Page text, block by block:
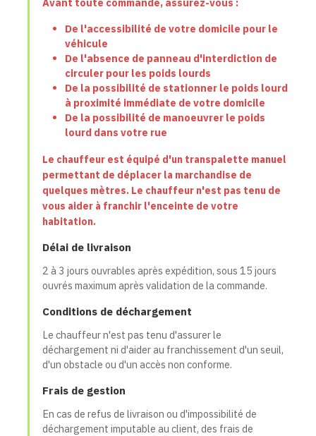
De l'accessibilité de votre domicile pour le
véhicule
De l'absence de panneau d'interdiction de
circuler pour les poids lourds
De la possibilité de stationner le poids lourd
à proximité immédiate de votre domicile
De la possibilité de manoeuvrer le poids
lourd dans votre rue
Le chauffeur est équipé d'un transpalette manuel
permettant de déplacer la marchandise de
quelques mètres. Le chauffeur n'est pas tenu de
vous aider à franchir l'enceinte de votre
habitation.
Délai de livraison
2 à 3 jours ouvrables après expédition, sous 15 jours
ouvrés maximum après validation de la commande.
Conditions de déchargement
Le chauffeur n'est pas tenu d'assurer le
déchargement ni d'aider au franchissement d'un seuil,
d'un obstacle ou d'un accès non conforme.
Frais de gestion
En cas de refus de livraison ou d'impossibilité de
déchargement imputable au client, des frais de